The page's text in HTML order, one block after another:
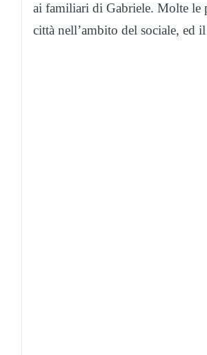
ai familiari di Gabriele. Molte le
città nell’ambito del sociale, ed